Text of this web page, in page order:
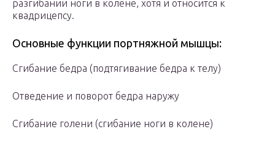
разгибании ноги в колене, хотя и относится к
квадрицепсу.
Основные функции портняжной мышцы:
Сгибание бедра (подтягивание бедра к телу)
Отведение и поворот бедра наружу
Сгибание голени (сгибание ноги в колене)